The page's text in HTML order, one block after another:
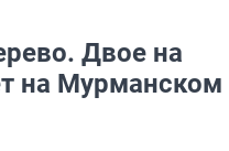
Двое на
на Мурманском